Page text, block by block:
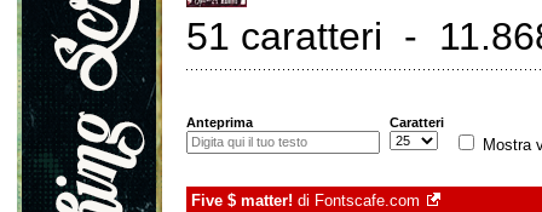
51 caratteri -
Anteprima Caratteri
Mostra
Five $ matter! di Fontscafe.com